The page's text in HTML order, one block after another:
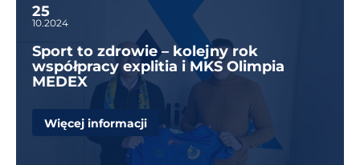
25
10.2024
Sport to zdrowie – kolejny rok
współpracy explitia i MKS Olimpia
MEDEX
Więcej informacji